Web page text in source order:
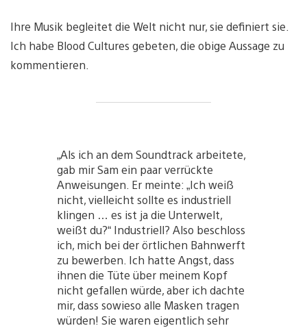
Ihre Musik begleitet die Welt nicht nur, sie definiert sie.
Ich habe Blood Cultures gebeten, die obige Aussage zu
kommentieren.
„Als ich an dem Soundtrack arbeitete,
gab mir Sam ein paar verrückte
Anweisungen. Er meinte: „Ich weiß
nicht, vielleicht sollte es industriell
klingen … es ist ja die Unterwelt,
weißt du?“ Industriell? Also beschloss
ich, mich bei der örtlichen Bahnwerft
zu bewerben. Ich hatte Angst, dass
ihnen die Tüte über meinem Kopf
nicht gefallen würde, aber ich dachte
mir, dass sowieso alle Masken tragen
würden! Sie waren eigentlich sehr